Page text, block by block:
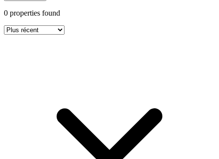
0 properties found